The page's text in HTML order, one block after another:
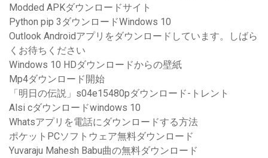
Modded APKダウンロードサイト
Python pip 3ダウンロードWindows 10
Outlook Androidアプリをダウンロードしています。しばら
くお待ちください
Windows 10 HDダウンロードからの壁紙
Mp4ダウンロード開始
「明日の伝説」s04e15480pダウンロード-トレント
Alsi cダウンロードwindows 10
Whatsアプリを電話にダウンロードする方法
ポケットPCソフトウェア無料ダウンロード
Yuvaraju Mahesh Babu曲の無料ダウンロード